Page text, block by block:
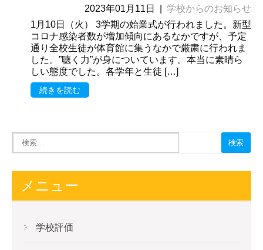
2023年01月11日
学校からのお知らせ
1月10日（火） 3学期の始業式が行われました。新型
コロナ感染者数が増加傾向にあるなかですが、予定
通り全校生徒が体育館に集うなかで厳粛に行われま
した。”聴く力”が身についています。本当に素晴ら
しい態度でした。各学年と生徒 […]
続きを読む
メニュー
学校評価